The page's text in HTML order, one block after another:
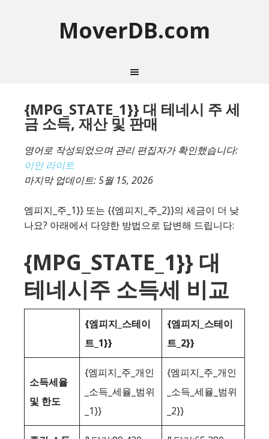
MoverDB.com
{MPG_STATE_1}} 대 테네시 주 세
금 소득, 재산 및 판매
영어로 작성되었으며 관리 편집자가 확인했습니다:
이안 라이트
마지막 업데이트:5월 15, 2026
엠피지_주_1}} 또는 {{엠피지_주_2}}의 세금이 더 낮
나요? 아래에서 다양한 방법으로 답변해 드립니다:
{MPG_STATE_1}} 대
테네시주 소득세 비교
{엠피지_스테이
트_1}}
{엠피지_스테이
트_2}}
소득세율
및 한도
{엠피지_주_개인
_소득_세율_범위
_1}}
{엠피지_주_개인
_소득_세율_범위
_2}}